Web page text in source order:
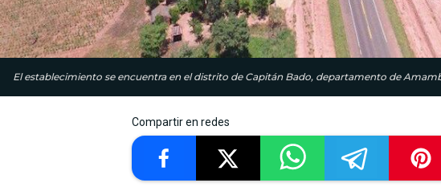
El establecimiento se encuentra en el distrito de Capitán Bado, departamento de
Compartir en redes